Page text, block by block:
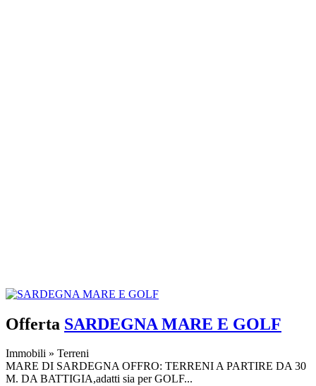
Offerta SARDEGNA MARE E GOLF
Immobili » Terreni
MARE DI SARDEGNA OFFRO: TERRENI A PARTIRE DA 30
M. DA BATTIGIA,adatti sia per GOLF...